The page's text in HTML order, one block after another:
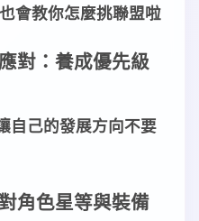
也會教你怎麼挑聯盟啦
對 ： 養成優先級
自己的發展方向不要
角色星等與裝備